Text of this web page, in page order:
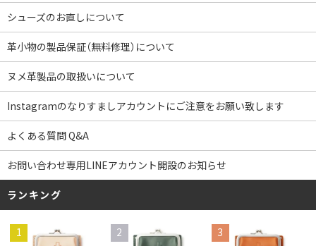
シューズのお直しについて
革小物の製品保証（無料修理）について
ヌメ革製品の取扱いについて
Instagramのなりすましアカウントにご注意をお願い致します
よくある質問 Q&A
お問い合わせ専用LINEアカウント開設のお知らせ
ランキング
1 2 3